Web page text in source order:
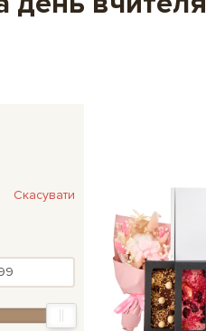
Скасувати